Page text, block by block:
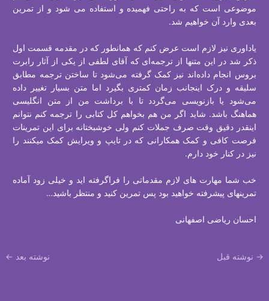
موضوعی است که به راحتی فهمیده و استفاده می شود و از تمرین
بعدی وارد آن خواهیم شد.
ياداوری نيز لازم است عرض کنم که همانطور که در مقدمه قسمت اول
ذکر شد در اين متنها از ترجمه‌ای که آقای لطفی از يکی از آثار رابرت
بروس انجام داده‌اند نيز کمک گرفته می‌شود تا ساختن ترجمه مطابق
سليقه و درک اينجانب زمان کمتری بگيرد اما متن بسيار تغيير داده
می‌شود يا بازنويسی می‌گردد تا با برداشت من از متن انگليسی
هماهنگ باشد. شايد اگر من هم بخواهم کل کتابی را ترجمه کنم نتوانم
اينقدر دقيق وقت صرف جملات کنم ولی خوشبختانه برای اين تمرينات
فرصت کافی و کمک همکارانی که در تايپ و ويرايش کمک میکنند را
نيز در کنار خود دارم.
خب شما مهارت های لازم مقدماتی را فراگرفته اید و خیلی زود آماده
تمرينهای پيشرفته خواهيد بود پس تمرين کنيد و منتظر باشيد…
احسان ریاضی اصفهانی
→ نوشته قبل نوشته بعد ←